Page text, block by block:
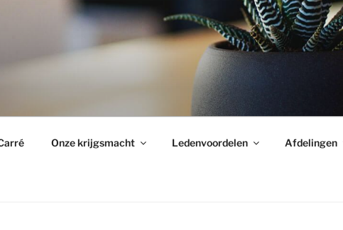
Onze krijgsmacht Ledenvoordelen Afdelingen